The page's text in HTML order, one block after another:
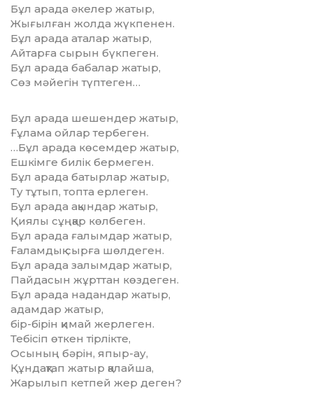
Бұл арада әкелер жатыр,
Жығылған жолда жүкпенен.
Бұл арада аталар жатыр,
Айтарға сырын бүкпеген.
Бұл арада бабалар жатыр,
Сөз мәйегін түптеген…
Бұл арада шешендер жатыр,
Ғұлама ойлар тербеген.
…Бұл арада көсемдер жатыр,
Ешкімге билік бермеген.
Бұл арада батырлар жатыр,
Ту тұтып, топта ерлеген.
Бұл арада ақындар жатыр,
Қиялы сұңқар көлбеген.
Бұл арада ғалымдар жатыр,
Ғаламдық сырға шөлдеген.
Бұл арада залымдар жатыр,
Пайдасын жұрттан көздеген.
Бұл арада надандар жатыр,
адамдар жатыр,
бір-бірін қимай жерлеген.
Тебісіп өткен тірлікте,
Осының бәрін, япыр-ау,
Құндақтап жатыр қалайша,
Жарылып кетпей жер деген?